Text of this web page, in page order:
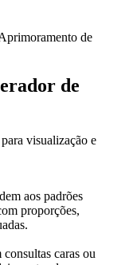
de
de
visualização e
aos padrões
proporções,
caras ou